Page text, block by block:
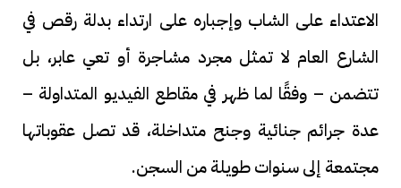
الاعتداء على الشاب وإجباره على ارتداء بدلة رقص في
الشارع العام لا تمثل مجرد مشاجرة أو تعي عابر، بل
تتضمن – وفقًا لما ظهر في مقاطع الفيديو المتداولة –
عدة جرائم جنائية وجنح متداخلة، قد تصل عقوباتها
مجتمعة إلى سنوات طويلة من السجن.